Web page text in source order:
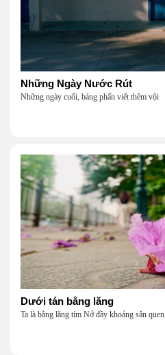
Những Ngày Nước Rút
Những ngày cuối, bảng phấn viết thêm vội
Dưới tán bằng lăng
Ta là bằng lăng tím Nở đầy khoảng sân quen